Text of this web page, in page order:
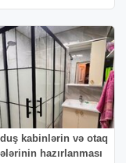
kabinlərin və otaq
hazırlanması